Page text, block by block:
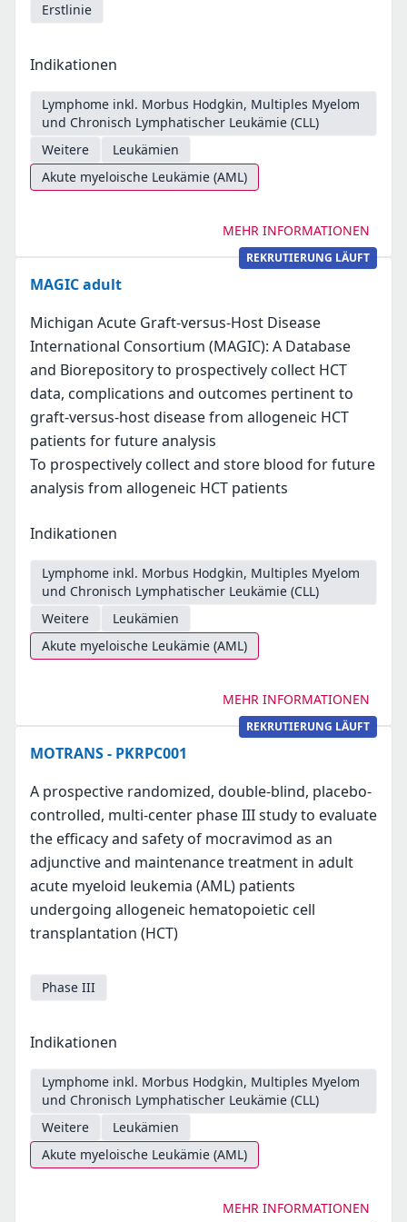
Erstlinie
Indikationen
Lymphome inkl. Morbus Hodgkin, Multiples Myelom
und Chronisch Lymphatischer Leukämie (CLL)
Weitere
Leukämien
Akute myeloische Leukämie (AML)
MEHR INFORMATIONEN
REKRUTIERUNG LÄUFT
MAGIC adult
Michigan Acute Graft-versus-Host Disease
International Consortium (MAGIC): A Database
and Biorepository to prospectively collect HCT
data, complications and outcomes pertinent to
graft-versus-host disease from allogeneic HCT
patients for future analysis
To prospectively collect and store blood for future
analysis from allogeneic HCT patients
Indikationen
Lymphome inkl. Morbus Hodgkin, Multiples Myelom
und Chronisch Lymphatischer Leukämie (CLL)
Weitere
Leukämien
Akute myeloische Leukämie (AML)
MEHR INFORMATIONEN
REKRUTIERUNG LÄUFT
MOTRANS - PKRPC001
A prospective randomized, double-blind, placebo-
controlled, multi-center phase III study to evaluate
the efficacy and safety of mocravimod as an
adjunctive and maintenance treatment in adult
acute myeloid leukemia (AML) patients
undergoing allogeneic hematopoietic cell
transplantation (HCT)
Phase III
Indikationen
Lymphome inkl. Morbus Hodgkin, Multiples Myelom
und Chronisch Lymphatischer Leukämie (CLL)
Weitere
Leukämien
Akute myeloische Leukämie (AML)
MEHR INFORMATIONEN